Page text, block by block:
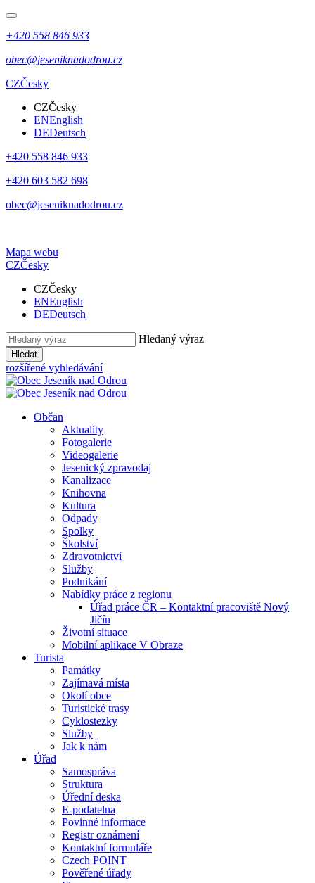
+420 558 846 933
obec@jeseniknadodrou.cz
CZČesky
CZČesky
ENEnglish
DEDeutsch
+420 558 846 933
+420 603 582 698
obec@jeseniknadodrou.cz
Mapa webu
CZČesky
CZČesky
ENEnglish
DEDeutsch
Hledaný výraz
Hledat
rozšířené vyhledávání
Občan
Aktuality
Fotogalerie
Videogalerie
Jesenický zpravodaj
Kanalizace
Knihovna
Kultura
Odpady
Spolky
Školství
Zdravotnictví
Služby
Podnikání
Nabídky práce z regionu
Úřad práce ČR – Kontaktní pracoviště Nový
Jičín
Životní situace
Mobilní aplikace V Obraze
Turista
Památky
Zajímavá místa
Okolí obce
Turistické trasy
Cyklostezky
Služby
Jak k nám
Úřad
Samospráva
Struktura
Úřední deska
E-podatelna
Povinné informace
Registr oznámení
Kontaktní formuláře
Czech POINT
Pověřené úřady